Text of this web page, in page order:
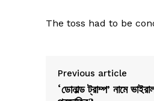
The toss had to be
Previous article
‘ডোনাল্ড ট্রাম্প’ নামে